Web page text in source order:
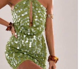
.00